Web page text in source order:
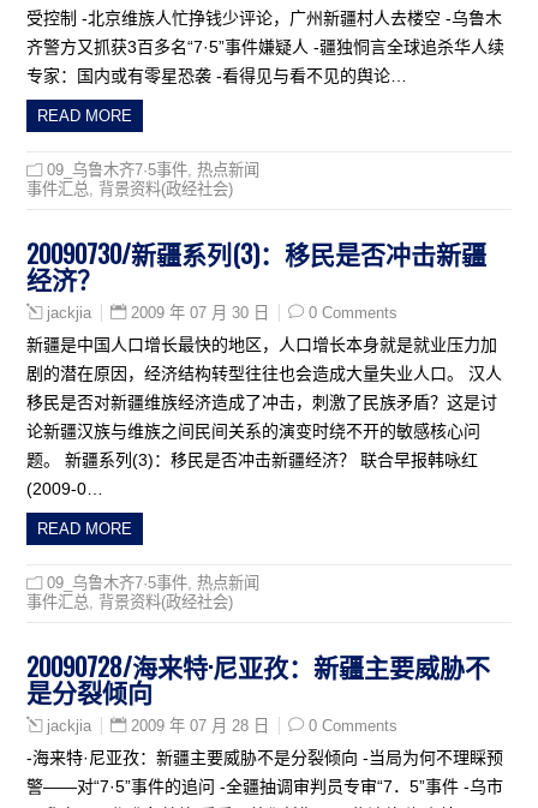
受控制 -北京维族人忙挣钱少评论，广州新疆村人去楼空 -乌鲁木
齐警方又抓获3百多名“7·5”事件嫌疑人 -疆独恫言全球追杀华人续
专家：国内或有零星恐袭 -看得见与看不见的舆论…
READ MORE
09_乌鲁木齐7·5事件 ,热点新闻
事件汇总
背景资料(政经社会)
20090730/新疆系列(3)：移民是否冲击新疆
经济？
jackjia 2009 年 07 月 30 日 0 Comments
新疆是中国人口增长最快的地区，人口增长本身就是就业压力加
剧的潜在原因，经济结构转型往往也会造成大量失业人口。 汉人
移民是否对新疆维族经济造成了冲击，刺激了民族矛盾？这是讨
论新疆汉族与维族之间民间关系的演变时绕不开的敏感核心问
题。 新疆系列(3)：移民是否冲击新疆经济？ 联合早报韩咏红
(2009-0…
READ MORE
09_乌鲁木齐7·5事件 ,热点新闻
事件汇总
背景资料(政经社会)
20090728/海来特·尼亚孜：新疆主要威胁不
是分裂倾向
jackjia 2009 年 07 月 28 日 0 Comments
-海来特·尼亚孜：新疆主要威胁不是分裂倾向 -当局为何不理睬预
警——对“7·5”事件的追问 -全疆抽调审判员专审“7．5”事件 -乌市